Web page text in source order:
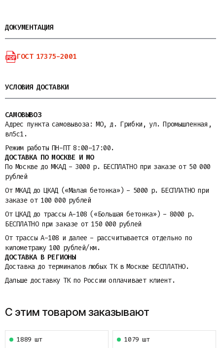
ДОКУМЕНТАЦИЯ
ГОСТ 17375-2001
УСЛОВИЯ ДОСТАВКИ
САМОВЫВОЗ
Адрес пункта самовывоза: МО, д. Грибки, ул. Промышленная,
вл5с1.
Режим работы ПН-ПТ 8:00–17:00.
ДОСТАВКА ПО МОСКВЕ И МО
По Москве до МКАД - 3000 р. БЕСПЛАТНО при заказе от 50 000
рублей
От МКАД до ЦКАД («Малая бетонка») - 5000 р. БЕСПЛАТНО при
заказе от 100 000 рублей
От ЦКАД до трассы A-108 («Большая бетонка») - 8000 р.
БЕСПЛАТНО при заказе от 150 000 рублей
От трассы A-108 и далее - рассчитывается отдельно по
километражу 100 рублей/км.
ДОСТАВКА В РЕГИОНЫ
Доставка до терминалов любых ТК в Москве БЕСПЛАТНО.
Дальше доставку ТК по России оплачивает клиент.
С этим товаром заказывают
1889 шт 1079 шт